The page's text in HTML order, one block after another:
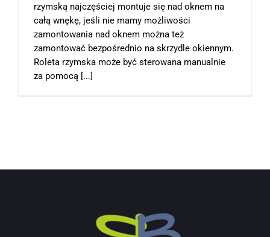
rzymską najczęściej montuje się nad oknem na
całą wnękę, jeśli nie mamy możliwości
zamontowania nad oknem można też
zamontować bezpośrednio na skrzydle okiennym.
Roleta rzymska może być sterowana manualnie
za pomocą [...]